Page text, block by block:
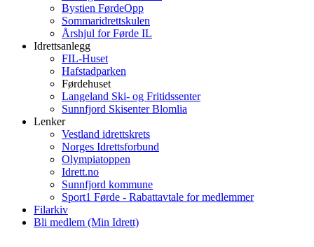
Bystien FørdeOpp
Sommaridrettskulen
Årshjul for Førde IL
Idrettsanlegg
FIL-Huset
Hafstadparken
Førdehuset
Langeland Ski- og Fritidssenter
Sunnfjord Skisenter Blomlia
Lenker
Vestland idrettskrets
Norges Idrettsforbund
Olympiatoppen
Idrett.no
Sunnfjord kommune
Sport1 Førde - Rabattavtale for medlemmer
Filarkiv
Bli medlem (Min Idrett)